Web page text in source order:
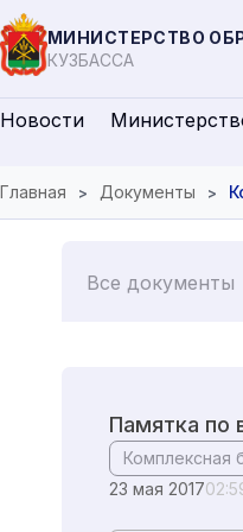
МИНИСТЕРСТВО
КУЗБАССА
Новости
Главная Документы
Все документы
Памятка по
Комплексная
23 мая 2017